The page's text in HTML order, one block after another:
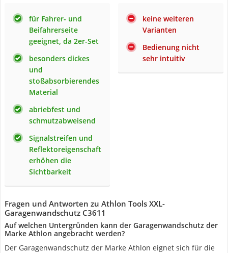
für Fahrer- und
Beifahrerseite
geeignet, da 2er-Set
besonders dickes
und
stoßabsorbierendes
Material
abriebfest und
schmutzabweisend
Signalstreifen und
Reflektoreigenschaft
erhöhen die
Sichtbarkeit
keine weiteren
Varianten
Bedienung nicht
sehr intuitiv
Fragen und Antworten zu Athlon Tools XXL-
Garagenwandschutz C3611
Auf welchen Untergründen kann der Garagenwandschutz der
Marke Athlon angebracht werden?
Der Garagenwandschutz der Marke Athlon eignet sich für die